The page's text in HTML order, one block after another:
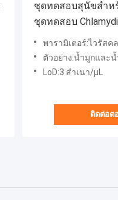
ชุดทดสอบสุนัขสำห
ชุดทดสอบ
พารามิเตอร์:ไวรัสค
ตัวอย่าง:น้ำมูกและ
LoD:3 สำเนา/μL
ติดต่อต